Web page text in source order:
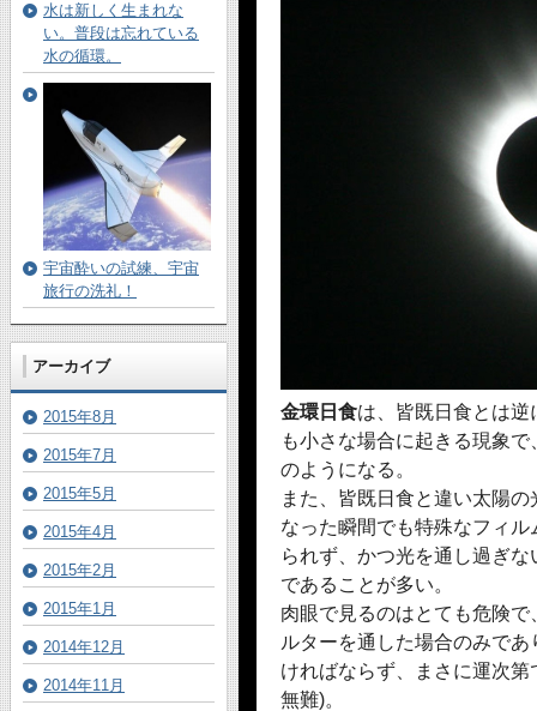
金環日食は、皆既日食とは
も小さな場合に起きる現象
のようになる。
また、皆既日食と違い太陽
なった瞬間でも特殊なフィ
られず、かつ光を通し過ぎ
であることが多い。
肉眼で見るのはとても危険
ルターを通した場合のみで
ければならず、まさに運次
無難)。
水は新しく生まれな
い。普段は忘れている
水の循環。
宇宙酔いの試練、宇宙
旅行の洗礼！
アーカイブ
2015年8月
2015年7月
2015年5月
2015年4月
2015年2月
2015年1月
2014年12月
2014年11月